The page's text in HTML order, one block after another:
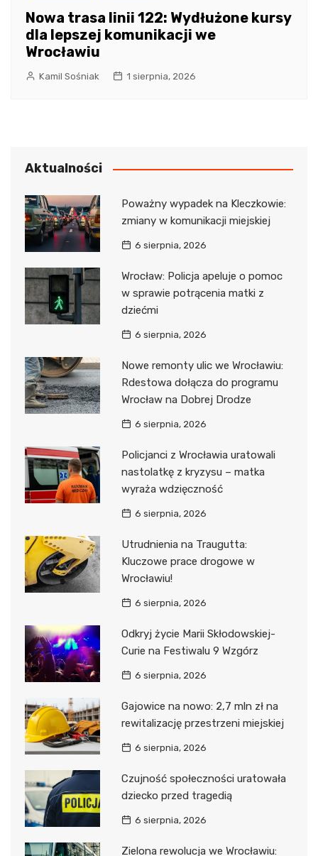
Nowa trasa linii 122: Wydłużone kursy
dla lepszej komunikacji we
Wrocławiu
Kamil Sośniak 1 sierpnia, 2026
Aktualności
Poważny wypadek na Kleczkowie:
zmiany w komunikacji miejskiej
6 sierpnia, 2026
Wrocław: Policja apeluje o pomoc
w sprawie potrącenia matki z
dziećmi
6 sierpnia, 2026
Nowe remonty ulic we Wrocławiu:
Rdestowa dołącza do programu
Wrocław na Dobrej Drodze
6 sierpnia, 2026
Policjanci z Wrocławia uratowali
nastolatkę z kryzysu – matka
wyraża wdzięczność
6 sierpnia, 2026
Utrudnienia na Traugutta:
Kluczowe prace drogowe w
Wrocławiu!
6 sierpnia, 2026
Odkryj życie Marii Skłodowskiej-
Curie na Festiwalu 9 Wzgórz
6 sierpnia, 2026
Gajowice na nowo: 2,7 mln zł na
rewitalizację przestrzeni miejskiej
6 sierpnia, 2026
Czujność społeczności uratowała
dziecko przed tragedią
6 sierpnia, 2026
Zielona rewolucja we Wrocławiu: